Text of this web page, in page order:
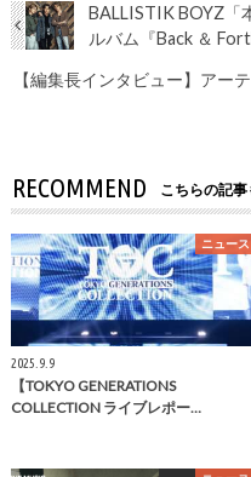
BALLISTIK BOYZ「
ルバム『Back ＆
【編集長インタビュー】アー
RECOMMEND こちらの記事
ニュース
2025.9.9
【TOKYO GENERATIONS
COLLECTION ライブレポー…